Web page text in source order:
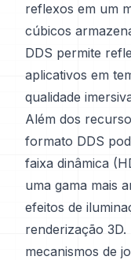
reflexos em um
cúbicos
DDS permite
aplicativos em
qualidade
Além dos
formato DDS
faixa dinâmica
uma gama mais
efeitos de
renderização
mecanismos de